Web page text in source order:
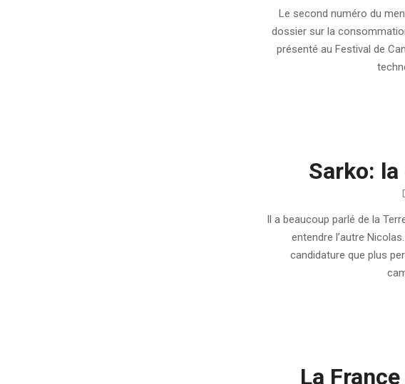
Le second numéro du
dossier sur la
présenté au Festival de
Sarko:
Il a beaucoup parlé de la
entendre l’autre
candidature que plus
La